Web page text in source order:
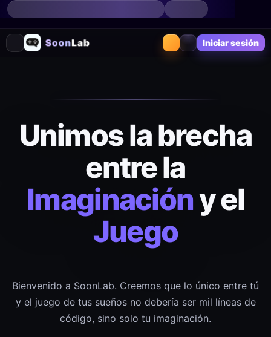
Iniciar sesión
Unimos la brecha
entre la
Imaginacióny el
Juego
Bienvenido a SoonLab. Creemos que lo único entre tú
y el juego de tus sueños no debería ser mil líneas de
código, sino solo tu imaginación.